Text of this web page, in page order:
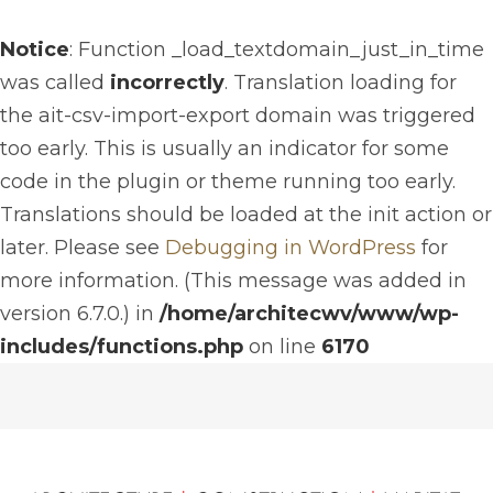
Notice: Function _load_textdomain_just_in_time
was called incorrectly. Translation loading for
the ait-csv-import-export domain was triggered
too early. This is usually an indicator for some
code in the plugin or theme running too early.
Translations should be loaded at the init action or
later. Please see Debugging in WordPress for
more information. (This message was added in
version 6.7.0.) in /home/architecwv/www/wp-
includes/functions.php on line 6170